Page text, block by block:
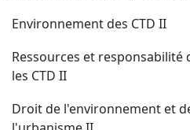
Environnement des CTD II
Ressources et responsabilité
les CTD II
Droit de l'environnement et